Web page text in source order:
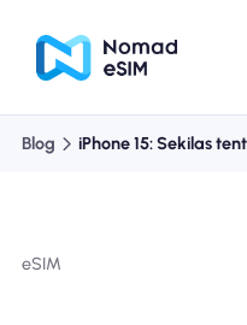
Blog iPhone 15: Sekilas
eSIM